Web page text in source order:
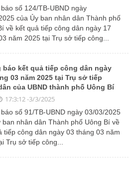
số 124/TB-UBND ngày
của Ủy ban nhân dân Thành phố
về kết quả tiếp công dân ngày 17
năm 2025 tại Trụ sở tiếp công...
báo kết quả tiếp công dân ngày
03 năm 2025 tại Trụ sở tiếp
của UBND thành phố Uông Bí
17:3:12 -3/3/2025
số 91/TB-UBND ngày 03/03/2025
ban nhân dân Thành phố Uông Bí về
tiếp công dân ngày 03 tháng 03 năm
Trụ sở tiếp công...